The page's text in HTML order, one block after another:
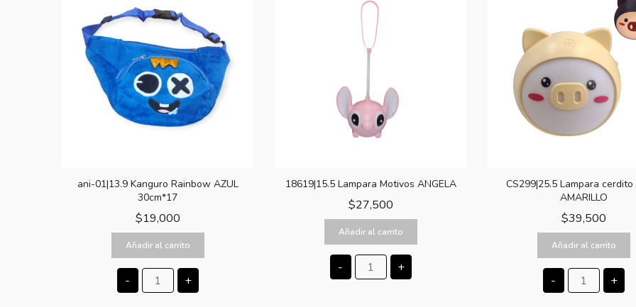
ani-01|13.9 Kanguro Rainbow AZUL
30cm*17
$19,000
Añadir al carrito
- +
18619|15.5 Lampara Motivos ANGELA
$27,500
Añadir al carrito
- +
CS299|25.5 Lampara
AMARILLO
$39,500
Añadir al carrito
- +